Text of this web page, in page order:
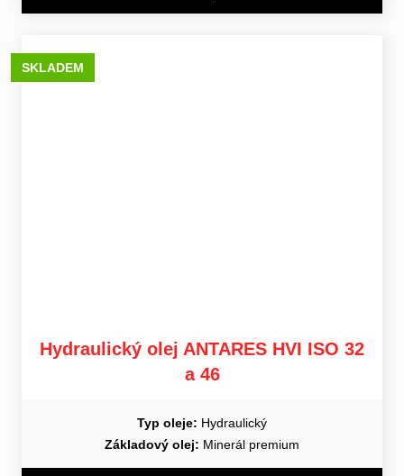
SKLADEM
Hydraulický olej ANTARES HVI ISO 32
a 46
Typ oleje: Hydraulický
Základový olej: Minerál premium